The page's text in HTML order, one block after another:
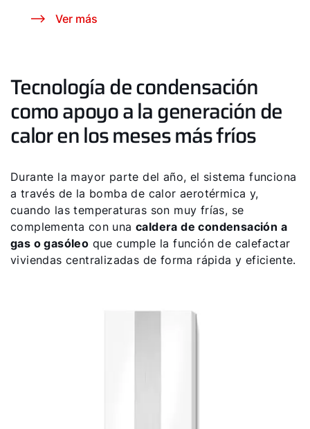
Ver más
Tecnología de condensación
como apoyo a la generación de
calor en los meses más fríos
Durante la mayor parte del año, el sistema funciona
a través de la bomba de calor aerotérmica y,
cuando las temperaturas son muy frías, se
complementa con una caldera de condensación a
gas o gasóleo que cumple la función de calefactar
viviendas centralizadas de forma rápida y eficiente.